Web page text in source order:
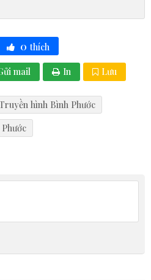
0 thích
mail In Lưu
hình Bình Phước